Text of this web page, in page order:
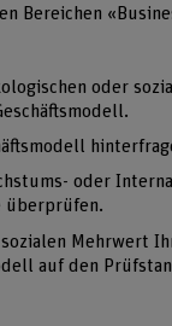
Bereichen
oder
oder
überprüfen.
Mehrwert
auf den